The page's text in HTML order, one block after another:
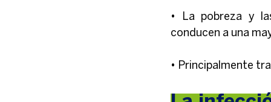
• La pobreza y
conducen a una
• Principalmente